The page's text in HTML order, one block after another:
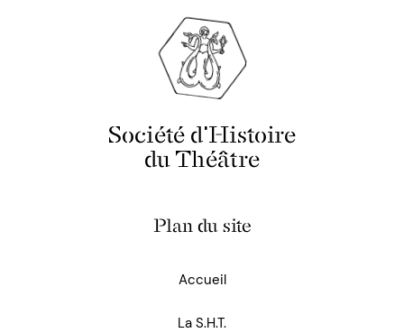
Société d'Histoire
du Théâtre
Plan du site
Accueil
La S.H.T.